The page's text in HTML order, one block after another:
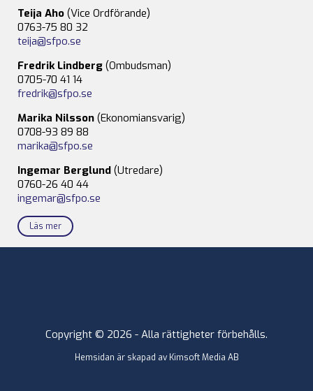
Teija Aho (Vice Ordförande)
0763-75 80 32
teija@sfpo.se
Fredrik Lindberg (Ombudsman)
0705-70 41 14
fredrik@sfpo.se
Marika Nilsson (Ekonomiansvarig)
0708-93 89 88
marika@sfpo.se
Ingemar Berglund (Utredare)
0760-26 40 44
ingemar@sfpo.se
Läs mer
Copyright © 2026 - Alla rättigheter förbehålls.
Hemsidan är skapad av Kimsoft Media AB